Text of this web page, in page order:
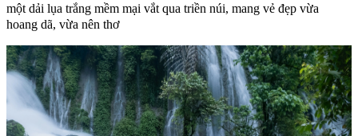
một dải lụa trắng mềm mại vắt qua triền núi, mang vẻ đẹp vừa
hoang dã, vừa nên thơ